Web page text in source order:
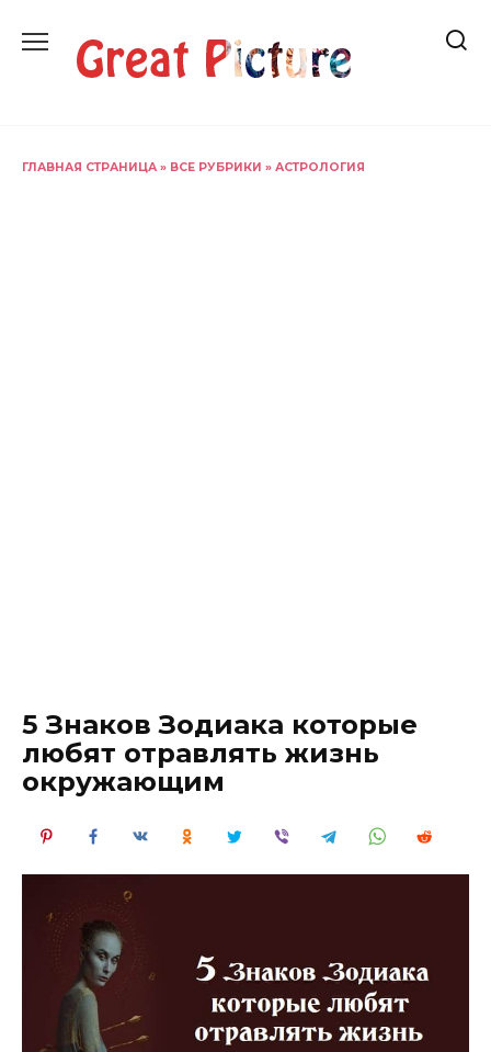
содержанию
ГЛАВНАЯ СТРАНИЦА » ВСЕ РУБРИКИ » АСТРОЛОГИЯ
5 Знаков Зодиака которые
любят отравлять жизнь
окружающим